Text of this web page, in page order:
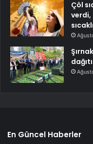
Çöl
verdi,
En Güncel Haberler